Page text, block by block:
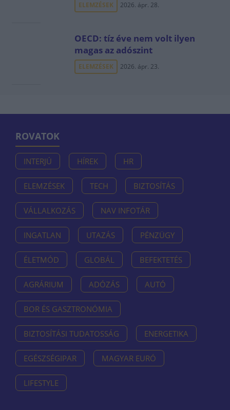
ELEMZÉSEK 2026. ápr. 28.
OECD: tíz éve nem volt ilyen
magas az adószint
ELEMZÉSEK 2026. ápr. 23.
ROVATOK
INTERJÚ HÍREK HR
ELEMZÉSEK TECH BIZTOSÍTÁS
VÁLLALKOZÁS NAV INFOTÁR
INGATLAN UTAZÁS PÉNZÜGY
ÉLETMÓD GLOBÁL BEFEKTETÉS
AGRÁRIUM ADÓZÁS AUTÓ
BOR ÉS GASZTRONÓMIA
BIZTOSÍTÁSI TUDATOSSÁG ENERGETIKA
EGÉSZSÉGIPAR MAGYAR EURÓ
LIFESTYLE